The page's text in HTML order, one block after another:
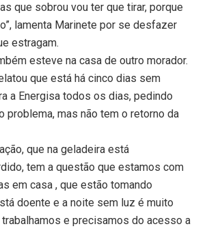
que sobrou vou ter que tirar, porque
lamenta Marinete por se desfazer
estragam.
esteve na casa de outro morador.
que está há cinco dias sem
a Energisa todos os dias, pedindo
problema, mas não tem o retorno da
que na geladeira está
tem a questão que estamos com
em casa , que estão tomando
doente e a noite sem luz é muito
e precisamos do acesso a